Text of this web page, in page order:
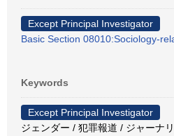
Except Principal Investigator
Basic Section 08010:Sociology-
Keywords
Except Principal Investigator
ジェンダー / 犯罪報道 / ジャーナ